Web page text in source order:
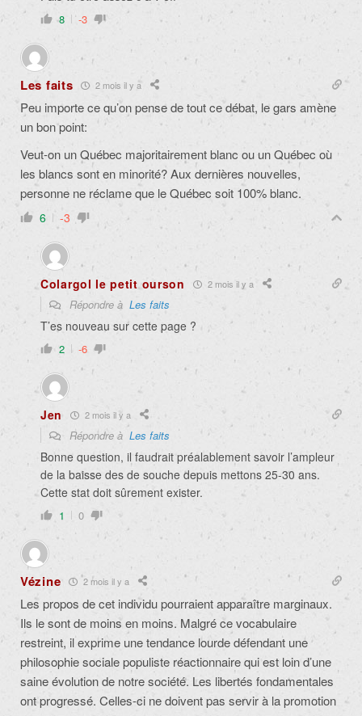
8 -3
Les faits 2 mois il y a
Peu importe ce qu’on pense de tout ce débat, le gars amène
un bon point:
Veut-on un Québec majoritairement blanc ou un Québec où
les blancs sont en minorité? Aux dernières nouvelles,
personne ne réclame que le Québec soit 100% blanc.
6 -3
Colargol le petit ourson 2 mois il y a
Répondre à Les faits
T’es nouveau sur cette page ?
2 -6
Jen 2 mois il y a
Répondre à Les faits
Bonne question, il faudrait préalablement savoir l’ampleur
de la baisse des de souche depuis mettons 25-30 ans.
Cette stat doit sûrement exister.
1 0
Vézine 2 mois il y a
Les propos de cet individu pourraient apparaître marginaux.
Ils le sont de moins en moins. Malgré ce vocabulaire
restreint, il exprime une tendance lourde défendant une
philosophie sociale populiste réactionnaire qui est loin d’une
saine évolution de notre société. Les libertés fondamentales
ont progressé. Celles-ci ne doivent pas servir à la promotion